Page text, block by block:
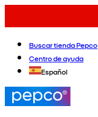
Buscar tienda Pepco
Centro de ayuda
Español